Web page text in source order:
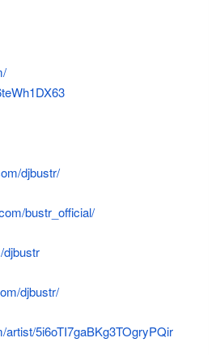
djbustr/
bustr_official/
djbustr
djbustr/
artist/5i6oTI7gaBKg3TOgryPQir